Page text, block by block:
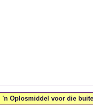
'n Oplosmiddel voor die